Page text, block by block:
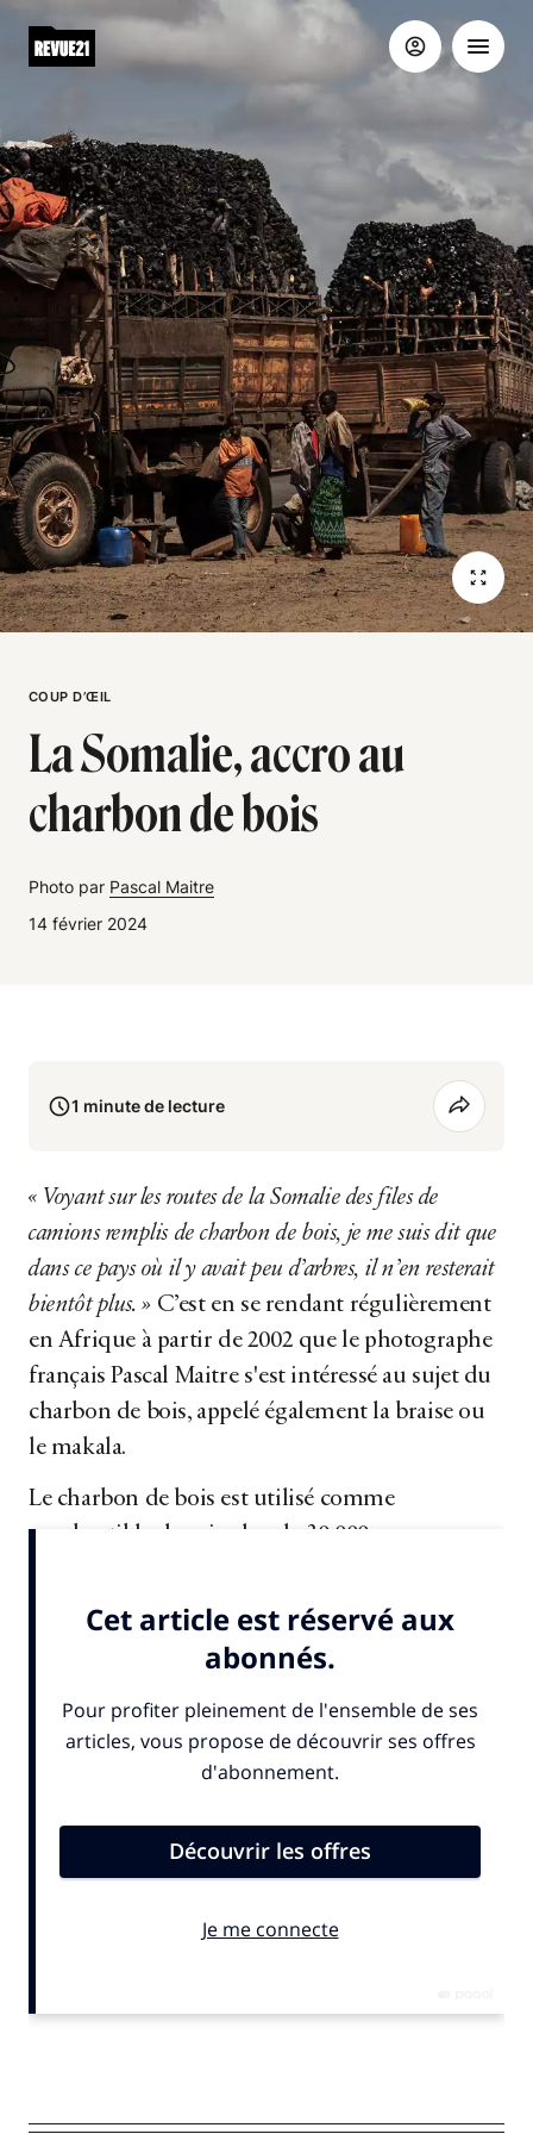
COUP D’ŒIL
La Somalie, accro au
charbon de bois
Photo par Pascal Maitre
14 février 2024
1 minute de lecture
« Voyant sur les routes de la Somalie des files de
camions remplis de charbon de bois, je me suis dit que
dans ce pays où il y avait peu d’arbres, il n’en resterait
bientôt plus. » C’est en se rendant régulièrement
en Afrique à partir de 2002 que le photographe
français Pascal Maitre s'est intéressé au sujet du
charbon de bois, appelé également la braise ou
le makala.
Le charbon de bois est utilisé comme
combustible depuis plus de 30 000 ans